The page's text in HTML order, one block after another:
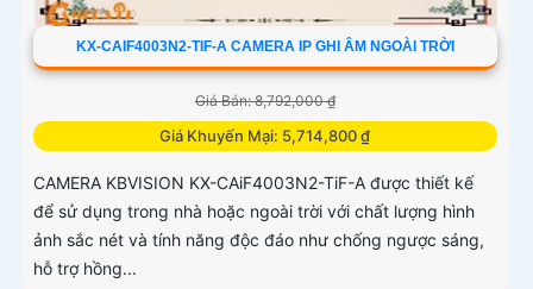
KX-CAIF4003N2-TIF-A CAMERA IP GHI ÂM NGOÀI TRỜI
Giá Bán: 8,792,000 ₫
Giá Khuyến Mại: 5,714,800 ₫
CAMERA KBVISION KX-CAiF4003N2-TiF-A được thiết kế
để sử dụng trong nhà hoặc ngoài trời với chất lượng hình
ảnh sắc nét và tính năng độc đáo như chống ngược sáng,
hỗ trợ hồng...